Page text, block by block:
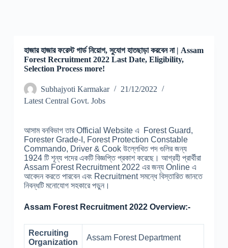
হাজার হাজার ফরেস্ট গার্ড নিয়োগ, সুযোগ হাতছাড়া করবেন না | Assam
Forest Recruitment 2022 Last Date, Eligibility,
Selection Process more!
Subhajyoti Karmakar
21/12/2022
Latest Central Govt. Jobs
আসাম বনবিভাগ তার Official Website এ Forest Guard,
Forester Grade-I, Forest Protection Constable
Commando, Driver & Cook উল্লেখিত পদ গুলির জন্য
1924 টি শূন্য পদের একটি বিজ্ঞপ্তি প্রকাশ করেছে। আগ্রহী প্রার্থীরা
Assam Forest Recruitment 2022 এর জন্য Online এ
আবেদন করতে পারবেন এবং Recruitment সমন্ধে বিস্তারিত জানতে
নিবন্ধটি মনোযোগ সহকারে পড়ুন।
Assam Forest Recruitment 2022 Overview:-
Recruiting
Organization
Assam Forest Department